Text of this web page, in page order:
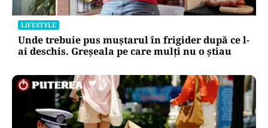
LIFESTYLE
Unde trebuie pus muștarul în frigider după ce l-
ai deschis. Greșeala pe care mulți nu o știau